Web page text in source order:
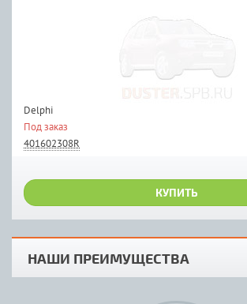
Delphi
Под заказ
401602308R
КУПИТЬ
НАШИ ПРЕИМУЩЕСТВА